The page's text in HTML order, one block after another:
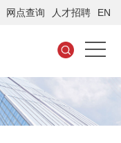
网点查询 人才招聘 EN